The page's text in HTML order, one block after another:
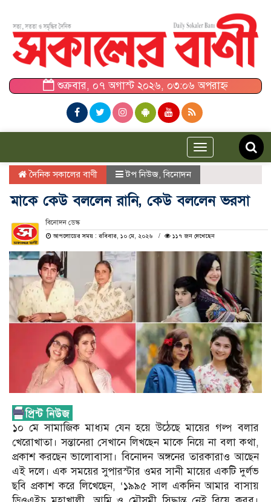
শুক্রবার, ০৭ অগাস্ট ২০২৬, ০৩:০৬ অপরাহ্ন
Toggle
navigation
দৈনিক সকালের বাণী টপ নিউজ ,বিনোদন
মাকে কেউ বললেন রানি, কেউ বললেন ভরসা
বিনোদন ডেস্ক
আপলোডের সময় : রবিবার, ১০ মে, ২০২৬
১১৭ জন দেখেছেন
১০ মে সামাজিক মাধ্যম যেন হয়ে উঠেছে মায়ের গল্প বলার
খেরোখাতা। সন্তানেরা সেখানে লিখছেন মাকে নিয়ে না বলা কথা,
প্রকাশ করছেন ভালোবাসা। বিনোদন অঙ্গনের তারকারাও আছেন
এই দলে। এক সময়ের সুপারস্টার ওমর সানী মায়ের একটি দুর্লভ
ছবি প্রকাশ করে লিখেছেন, ‘১৯৯৫ সাল একদিন আমার বাসায়